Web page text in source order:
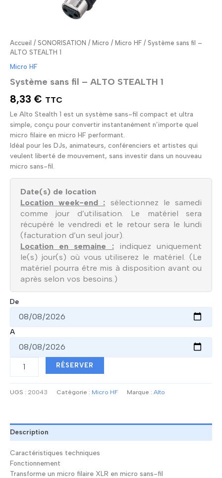
Accueil / SONORISATION / Micro / Micro HF / Système sans fil –
ALTO STEALTH 1
Micro HF
Système sans fil – ALTO STEALTH 1
8,33 € TTC
Le Alto Stealth 1 est un système sans-fil compact et ultra
simple, conçu pour convertir instantanément n’importe quel
micro filaire en micro HF performant.
Idéal pour les DJs, animateurs, conférenciers et artistes qui
veulent liberté de mouvement, sans investir dans un nouveau
micro sans-fil.
Date(s) de location
Location week-end : sélectionnez le samedi
comme jour d’utilisation. Le matériel sera
récupéré le vendredi et le retour sera le lundi
(facturation d’un seul jour).
Location en semaine :indiquez uniquement
le(s) jour(s) où vous utiliserez le matériel. (Le
matériel pourra être mis à disposition avant ou
après selon vos besoins.)
De
A
sans
STEALTH
1
RÉSERVER
UGS : 20043 Catégorie : Micro HF Marque : Alto
Description
Caractéristiques techniques
Fonctionnement
Transforme un micro filaire XLR en micro sans-fil